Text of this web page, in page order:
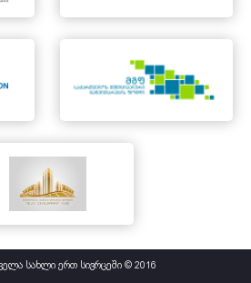
სახლი ერთ სივრცეში © 2016